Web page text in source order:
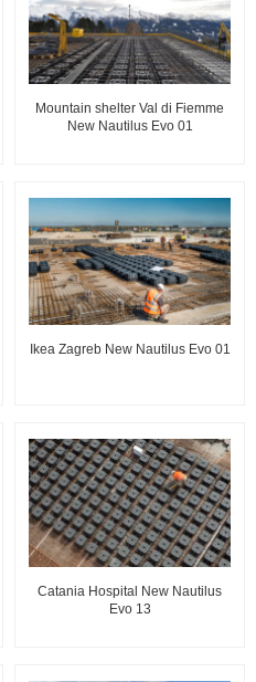
Mountain shelter Val di Fiemme
New Nautilus Evo 01
Ikea Zagreb New Nautilus Evo 01
Catania Hospital New Nautilus
Evo 13